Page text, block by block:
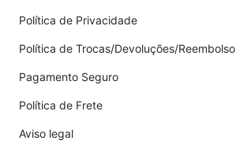
Política de Privacidade
Política de Trocas/Devoluções/Reembolso
Pagamento Seguro
Política de Frete
Aviso legal